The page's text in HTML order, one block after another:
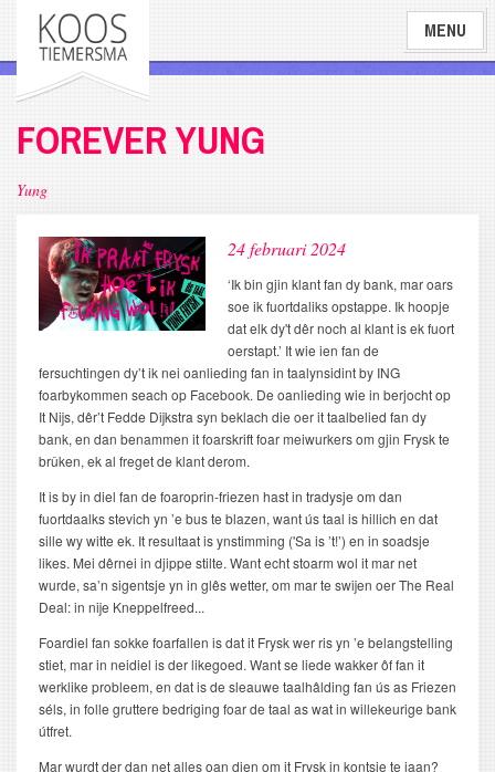
Overslaan
naar
gaan
MENU
FOREVER YUNG
Yung
24 februari 2024
‘Ik bin gjin klant fan dy bank, mar oars
soe ik fuortdaliks opstappe. Ik hoopje
dat elk dy't dêr noch al klant is ek fuort
oerstapt.’ It wie ien fan de
fersuchtingen dy’t ik nei oanlieding fan in taalynsidint by ING
foarbykommen seach op Facebook. De oanlieding wie in berjocht op
It Nijs, dêr’t Fedde Dijkstra syn beklach die oer it taalbelied fan dy
bank, en dan benammen it foarskrift foar meiwurkers om gjin Frysk te
brûken, ek al freget de klant derom.
It is by in diel fan de foaroprin-friezen hast in tradysje om dan
fuortdaalks stevich yn ’e bus te blazen, want ús taal is hillich en dat
sille wy witte ek. It resultaat is ynstimming ('Sa is ’t!’) en in soadsje
likes. Mei dêrnei in djippe stilte. Want echt stoarm wol it mar net
wurde, sa’n sigentsje yn in glês wetter, om mar te swijen oer The Real
Deal: in nije Kneppelfreed...
Foardiel fan sokke foarfallen is dat it Frysk wer ris yn ’e belangstelling
stiet, mar in neidiel is der likegoed. Want se liede wakker ôf fan it
werklike probleem, en dat is de sleauwe taalhâlding fan ús as Friezen
séls, in folle gruttere bedriging foar de taal as wat in willekeurige bank
útfret.
Mar wurdt der dan net alles oan dien om it Frysk in kontsje te jaan?